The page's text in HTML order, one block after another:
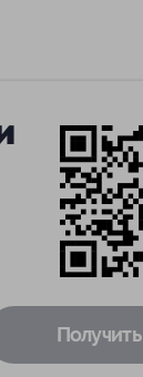
Получить